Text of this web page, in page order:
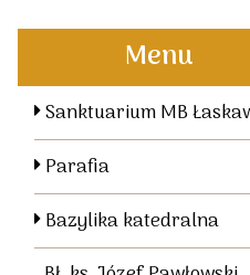
Menu
Sanktuarium MB
Parafia
Bazylika katedralna